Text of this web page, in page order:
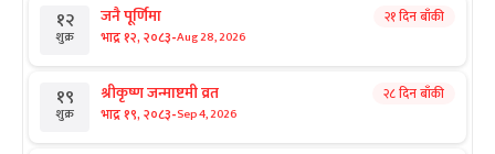
१२
शुक्र
जनै पूर्णिमा
भाद्र १२, २०८३-Aug 28, 2026
२१ दिन बाँकी
१९
शुक्र
श्रीकृष्ण जन्माष्टमी व्रत
भाद्र १९, २०८३-Sep 4, 2026
२८ दिन बाँकी